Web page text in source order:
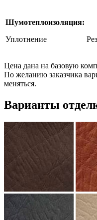
Шумотеплоизоляция:
Уплотнение
Цена дана на базовую
По желанию заказчика
меняться.
Варианты